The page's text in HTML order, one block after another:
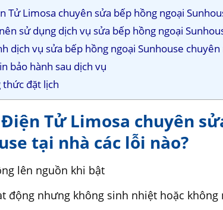
Tử Limosa chuyên sửa bếp hồng ngoại
sử dụng dịch vụ sửa bếp hồng ngoại
dịch vụ sửa bếp hồng ngoại Sunhouse
bảo hành sau dịch vụ
thức đặt lịch
Điện Tử Limosa chuyên
tại nhà các lỗi nào?
lên nguồn khi bật
động nhưng không sinh nhiệt hoặc